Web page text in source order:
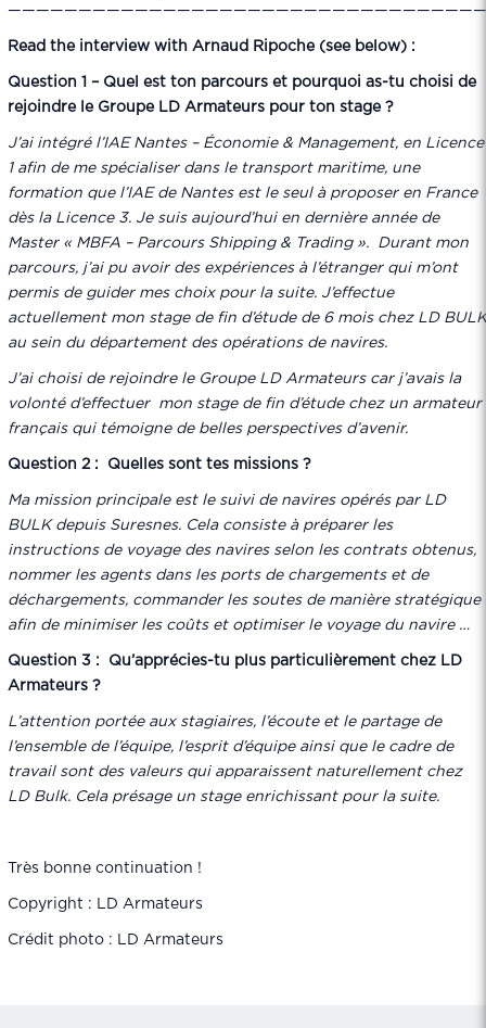
——————————————————————————————————
Read the interview with Arnaud Ripoche (see below) :
Question 1 – Quel est ton parcours et pourquoi as-tu choisi de
rejoindre le Groupe LD Armateurs pour ton stage ?
J’ai intégré l’IAE Nantes – Économie & Management, en Licence
1 afin de me spécialiser dans le transport maritime, une
formation que l’IAE de Nantes est le seul à proposer en France
dès la Licence 3. Je suis aujourd’hui en dernière année de
Master « MBFA – Parcours Shipping & Trading ». Durant mon
parcours, j’ai pu avoir des expériences à l’étranger qui m’ont
permis de guider mes choix pour la suite. J’effectue
actuellement mon stage de fin d’étude de 6 mois chez LD BULK
au sein du département des opérations de navires.
J’ai choisi de rejoindre le Groupe LD Armateurs car j’avais la
volonté d’effectuer mon stage de fin d’étude chez un armateur
français qui témoigne de belles perspectives d’avenir.
Question 2 : Quelles sont tes missions ?
Ma mission principale est le suivi de navires opérés par LD
BULK depuis Suresnes. Cela consiste à préparer les
instructions de voyage des navires selon les contrats obtenus,
nommer les agents dans les ports de chargements et de
déchargements, commander les soutes de manière stratégique
afin de minimiser les coûts et optimiser le voyage du navire …
Question 3 : Qu’apprécies-tu plus particulièrement chez LD
Armateurs ?
L’attention portée aux stagiaires, l’écoute et le partage de
l’ensemble de l’équipe, l’esprit d’équipe ainsi que le cadre de
travail sont des valeurs qui apparaissent naturellement chez
LD Bulk. Cela présage un stage enrichissant pour la suite.
Très bonne continuation !
Copyright : LD Armateurs
Crédit photo : LD Armateurs